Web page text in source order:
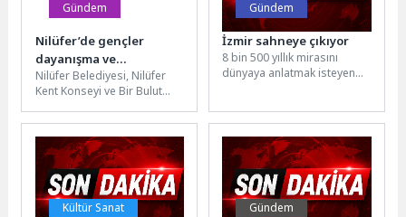
Gündem
Nilüfer’de gençler
dayanışma ve
gönüllülük için buluştu
Nilüfer Belediyesi, Nilüfer
Kent Konseyi ve Bir Bulut
düzenlenen “Gönüllülük ve...
Gündem
İzmir sahneye çıkıyor
8 bin 500 yıllık mirasını
dünyaya anlatmak isteyen
Kültür Sanat Gündem